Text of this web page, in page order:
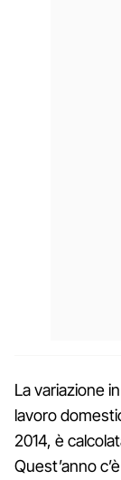
La variazione
lavoro
2014, è
Quest’anno